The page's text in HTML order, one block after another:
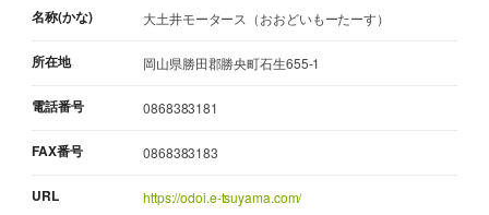
名称(かな) 大土井モータース（おおどいもーたーす）
所在地 岡山県勝田郡勝央町石生655-1
電話番号 0868383181
FAX番号 0868383183
URL https://odoi.e-tsuyama.com/